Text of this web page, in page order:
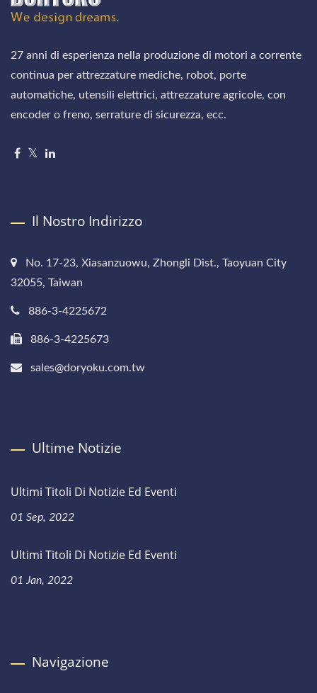
27 anni di esperienza nella produzione di motori a corrente
continua per attrezzature mediche, robot, porte
automatiche, utensili elettrici, attrezzature agricole, con
encoder o freno, serrature di sicurezza, ecc.
Il Nostro Indirizzo
No. 17-23, Xiasanzuowu, Zhongli Dist., Taoyuan City
32055, Taiwan
886-3-4225672
886-3-4225673
sales@doryoku.com.tw
Ultime Notizie
Ultimi Titoli Di Notizie Ed Eventi
01 Sep, 2022
Ultimi Titoli Di Notizie Ed Eventi
01 Jan, 2022
Navigazione